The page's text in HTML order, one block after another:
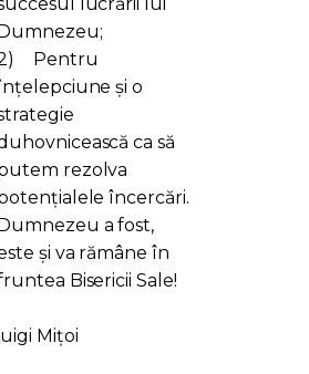
Pentru
și o
ca să
rezolva
încercări.
a fost,
și va rămâne în
Bisericii Sale!
Mițoi